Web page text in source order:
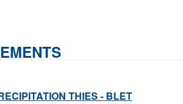
THIES - BLET